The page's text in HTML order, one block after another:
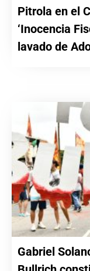
Pitrola en el
‘Inocencia
lavado de
Gabriel